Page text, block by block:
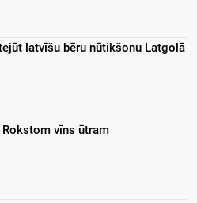
latvīšu bēru nūtikšonu Latgolā
Rokstom vīns ūtram